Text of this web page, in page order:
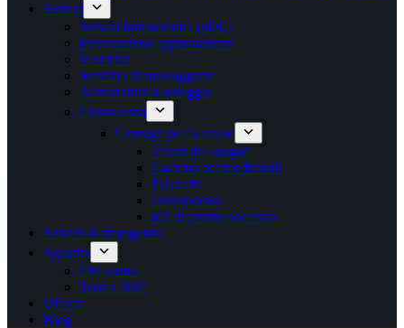
Servizi
Servizi farmaceutici (pDL)
Prenotazione appuntamenti
Vesciche
Servizio di messaggeria
Attrezzature a noleggio
Consulenza
Consigli per la salute
Valori del sangue
Cassetta dei medicinali
Pidocchi
Osteoporosi
Kit di pronto soccorso
Servizi di emergenza
Squadra
Chi siamo
Tour a 360°
Offerte
Blog